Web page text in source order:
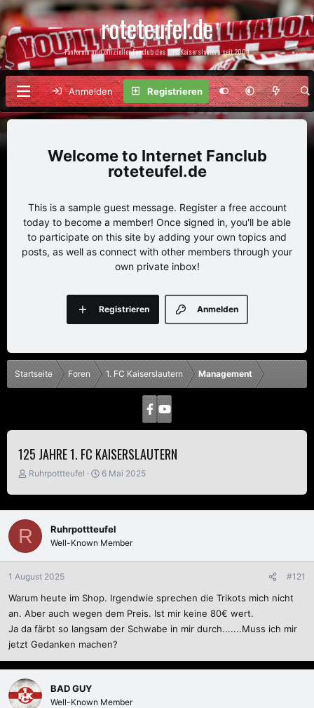
roteteufel.de
Fanforum und offizieller Fanclub des 1. FC Kaiserslautern seit 2004
Anmelden Registrieren
Internet Fanclub
roteteufel.de
This is a sample guest message. Register a free account
today to become a member! Once signed in, you'll be able
to participate on this site by adding your own topics and
posts, as well as connect with other members through your
own private inbox!
Anmelden
Registrieren
Startseite Foren 1. FC Kaiserslautern Management
125 JAHRE 1. FC KAISERSLAUTERN
E
s
t
e
l
e
r
Ruhrpottteufel
E
s
t
l
l
t
6 Mai 2025
R Ruhrpottteufel
Well-Known Member
1 August 2025 #121
Warum heute im Shop. Irgendwie sprechen die Trikots mich nicht
an. Aber auch wegen dem Preis. Ist mir keine 80€ wert.
Ja da färbt so langsam der Schwabe in mir durch.......Muss ich mir
jetzt Gedanken machen?
BAD GUY
Well-Known Member